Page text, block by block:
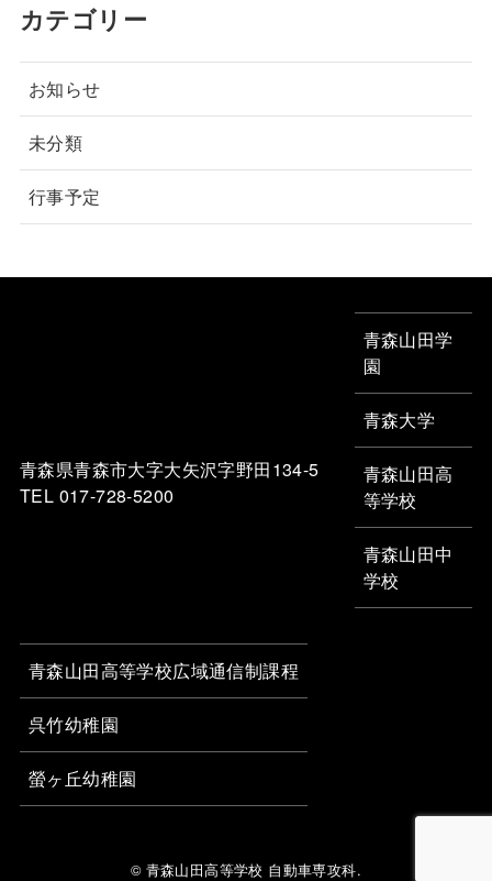
カテゴリー
お知らせ
未分類
行事予定
青森県青森市大字大矢沢字野田134-5
TEL 017-728-5200
青森山田学
園
青森大学
青森山田高
等学校
青森山田中
学校
青森山田高等学校広域通信制課程
呉竹幼稚園
螢ヶ丘幼稚園
© 青森山田高等学校 自動車専攻科.